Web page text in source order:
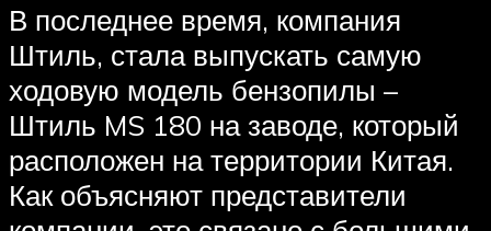
В последнее время, компания
Штиль, стала выпускать самую
ходовую модель бензопилы –
Штиль MS 180 на заводе, который
расположен на территории Китая.
Как объясняют представители